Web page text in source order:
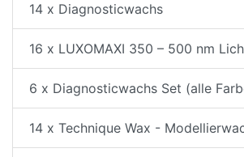
14 x Diagnosticwachs
16 x LUXOMAXI 350 – 500 nm
6 x Diagnosticwachs Set (alle
14 x Technique Wax -